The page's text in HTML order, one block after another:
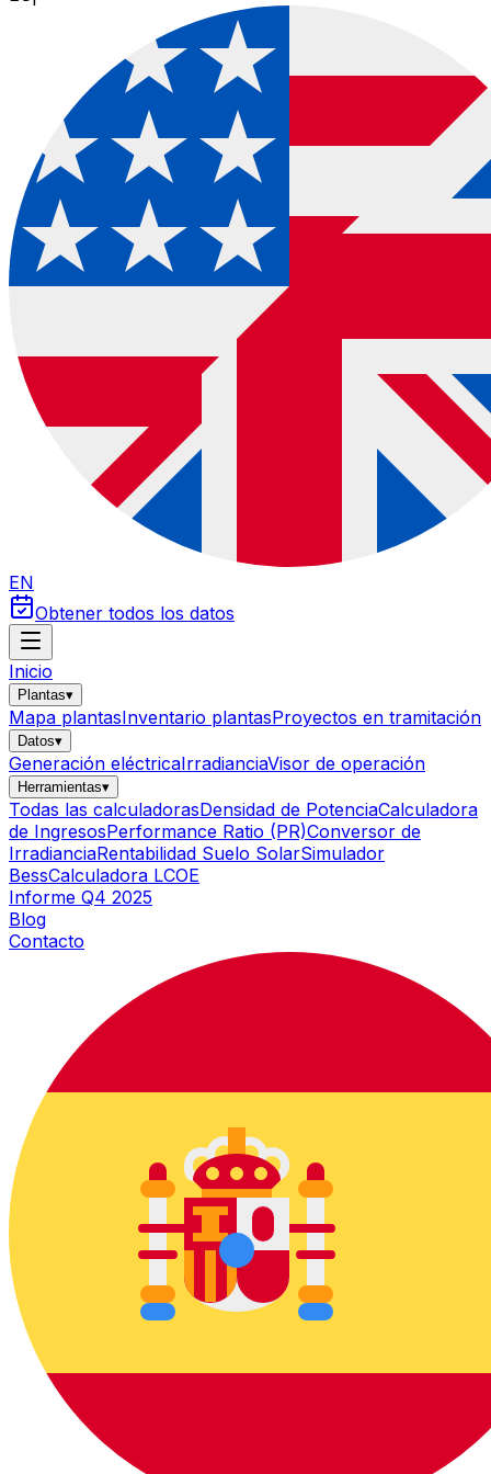
EN
Obtener todos los datos
Inicio
Plantas▾
Mapa plantasInventario plantasProyectos en tramitación
Datos▾
Generación eléctricaIrradianciaVisor de operación
Herramientas▾
Todas las calculadorasDensidad de PotenciaCalculadora
de IngresosPerformance Ratio (PR)Conversor de
IrradianciaRentabilidad Suelo SolarSimulador
BessCalculadora LCOE
Informe Q4 2025
Blog
Contacto